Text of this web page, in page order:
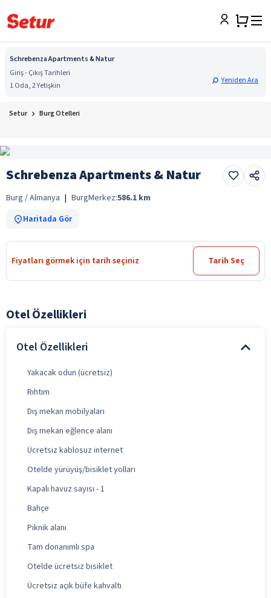
Schrebenza Apartments & Natur
Giriş - Çıkış Tarihleri
1 Oda, 2 Yetişkin
Yeniden Ara
Setur Burg Otelleri
Schrebenza Apartments & Natur
Burg / Almanya | BurgMerkez:586.1 km
Haritada Gör
Fiyatları görmek için tarih seçiniz Tarih Seç
Otel Özellikleri
Otel Özellikleri
Yakacak odun (ücretsiz)
Rıhtım
Dış mekan mobilyaları
Dış mekan eğlence alanı
Ücretsiz kablosuz internet
Otelde yürüyüş/bisiklet yolları
Kapalı havuz sayısı - 1
Bahçe
Piknik alanı
Tam donanımlı spa
Otelde ücretsiz bisiklet
Ücretsiz açık büfe kahvaltı